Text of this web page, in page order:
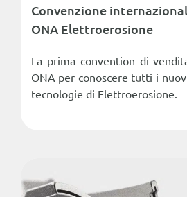
Convenzione
ONA Elettroerosione
La prima convention di
ONA per conoscere tutti i
tecnologie di Elettroerosione.